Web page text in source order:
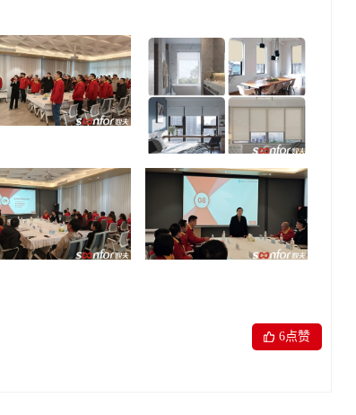
6点赞